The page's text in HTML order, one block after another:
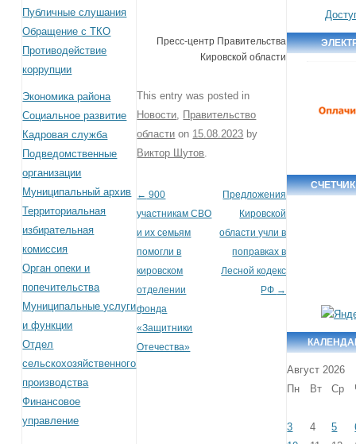
Публичные слушания
Обращение с ТКО
Противодействие
коррупции
Экономика района
Социальное развитие
Кадровая служба
Подведомственные
организации
Муниципальный архив
Территориальная
избирательная
комиссия
Орган опеки и
попечительства
Муниципальные услуги
и функции
Отдел
сельскохозяйственного
производства
Финансовое
управление
Пресс-центр Правительства
Кировской области
This entry was posted in
Новости, Правительство
области on 15.08.2023 by
Виктор Шутов.
Post navigation
← 900
участникам СВО
и их семьям
помогли в
кировском
отделении
фонда
«Защитники
Отечества»
Предложения
Кировской
области учли в
поправках в
Лесной кодекс
РФ →
Август 2026
Пн
Вт Ср
3 4 5